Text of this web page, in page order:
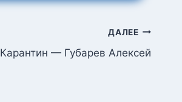
ДАЛЕЕ
— Губарев Алексей